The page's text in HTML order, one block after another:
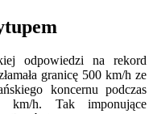
odpowiedzi na rekord
granicę 500 km/h ze
koncernu podczas
km/h. Tak imponujące